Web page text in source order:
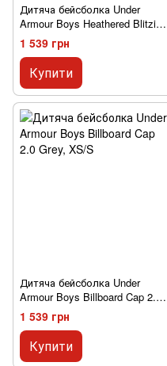
Дитяча бейсболка Under
Armour Boys Heathered Blitzing
3.0 Cap Graphite
1 539 грн
Купити
Дитяча бейсболка Under
Armour Boys Billboard Cap 2.0
Grey
1 539 грн
Купити